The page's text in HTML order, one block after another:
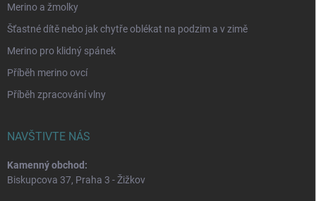
Merino a žmolky
Šťastné dítě nebo jak chytře oblékat na podzim a v zimě
Merino pro klidný spánek
Příběh merino ovcí
Příběh zpracování vlny
NAVŠTIVTE NÁS
Kamenný obchod:
Biskupcova 37, Praha 3 - Žižkov